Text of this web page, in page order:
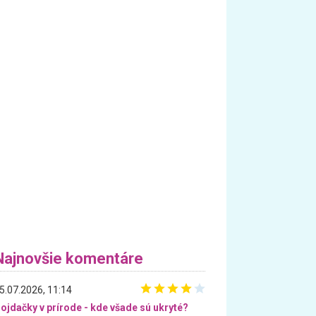
komentáre
11:14
v prírode - kde všade sú ukryté?